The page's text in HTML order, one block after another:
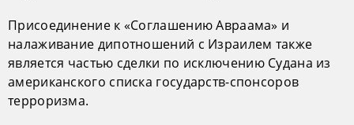
Присоединение к «Соглашению Авраама» и
налаживание дипотношений с Израилем также
является частью сделки по исключению Судана из
американского списка государств-спонсоров
терроризма.